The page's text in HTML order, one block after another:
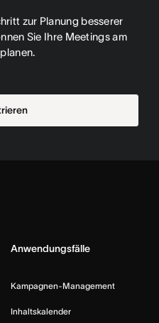
zur Planung besserer
Sie Ihre Meetings am
Anwendungsfälle
Kampagnen-Management
Inhaltskalender